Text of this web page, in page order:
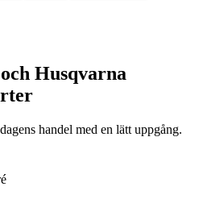
Husqvarna
handel med en lätt uppgång.